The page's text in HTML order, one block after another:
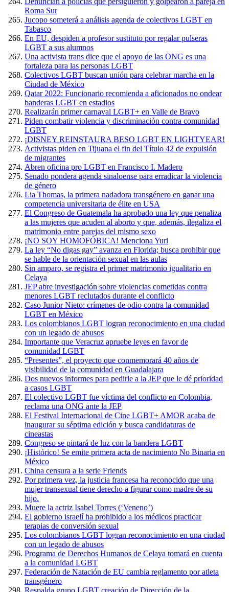
Roma Sur
Jucopo someterá a análisis agenda de colectivos LGBT en
Tabasco
En EU, despiden a profesor sustituto por regalar pulseras
LGBT a sus alumnos
Una activista trans dice que el apoyo de las ONG es una
fortaleza para las personas LGBT
Colectivos LGBT buscan unión para celebrar marcha en la
Ciudad de México
Qatar 2022: Funcionario recomienda a aficionados no ondear
banderas LGBT en estadios
Realizarán primer carnaval LGBT+ en Valle de Bravo
Piden combatir violencia y discriminación contra comunidad
LGBT
¡DISNEY REINSTAURA BESO LGBT EN LIGHTYEAR!
Activistas piden en Tijuana el fin del Título 42 de expulsión
de migrantes
Abren oficina pro LGBT en Francisco I. Madero
Senado pondera agenda sinaloense para erradicar la violencia
de género
Lia Thomas, la primera nadadora transgénero en ganar una
competencia universitaria de élite en USA
El Congreso de Guatemala ha aprobado una ley que penaliza
a las mujeres que acuden al aborto y que, además, ilegaliza el
matrimonio entre parejas del mismo sexo
¡NO SOY HOMOFÓBICA! Menciona Yuri
La ley “No digas gay” avanza en Florida; busca prohibir que
se hable de la orientación sexual en las aulas
Sin amparo, se registra el primer matrimonio igualitario en
Celaya
JEP abre investigación sobre violencias cometidas contra
menores LGBT reclutados durante el conflicto
Caso Junior Nieto: crímenes de odio contra la comunidad
LGBT en México
Los colombianos LGBT logran reconocimiento en una ciudad
con un legado de abusos
Importante que Veracruz apruebe leyes en favor de
comunidad LGBT
“Presentes”, el proyecto que conmemorará 40 años de
visibilidad de la comunidad en Guadalajara
Dos nuevos informes para pedirle a la JEP que le dé prioridad
a casos LGBT
El colectivo LGBT fue víctima del conflicto en Colombia,
reclama una ONG ante la JEP
El Festival Internacional de Cine LGBT+ AMOR acaba de
inaugurar su séptima edición y busca candidaturas de
cineastas
Congreso se pintará de luz con la bandera LGBT
¡Histórico! Se emite primera acta de nacimiento No Binaria en
México
China censura a la serie Friends
Por primera vez, la justicia francesa ha reconocido que una
mujer transexual tiene derecho a figurar como madre de su
hijo.
Muere la actriz Isabel Torres (‘Veneno’)
El gobierno israelí ha prohibido a los médicos practicar
terapias de conversión sexual
Los colombianos LGBT logran reconocimiento en una ciudad
con un legado de abusos
Programa de Derechos Humanos de Celaya tomará en cuenta
a la comunidad LGBT
Federación de Natación de EU cambia reglamento por atleta
transgénero
Respalda grupo LGBT creación de Dirección de la